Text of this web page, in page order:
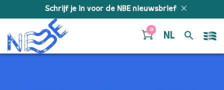
Schrijf je in voor de NBE nieuwsbrief
0
NL